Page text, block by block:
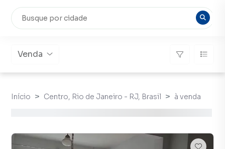
Venda
Início Centro, Rio de Janeiro - RJ, Brasil à venda